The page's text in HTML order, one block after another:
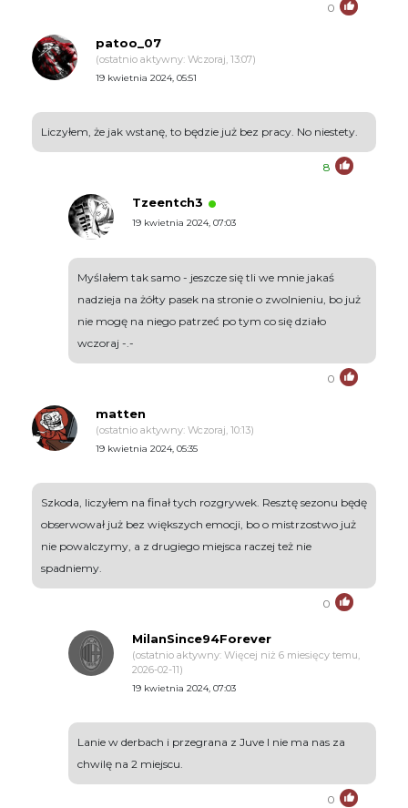
0
patoo_07
(ostatnio aktywny: Wczoraj, 13:07)
19 kwietnia 2024, 05:51
Liczyłem, że jak wstanę, to będzie już bez pracy. No niestety.
8
Tzeentch3
19 kwietnia 2024, 07:03
Myślałem tak samo - jeszcze się tli we mnie jakaś
nadzieja na żółty pasek na stronie o zwolnieniu, bo już
nie mogę na niego patrzeć po tym co się działo
wczoraj -.-
0
matten
(ostatnio aktywny: Wczoraj, 10:13)
19 kwietnia 2024, 05:35
Szkoda, liczyłem na finał tych rozgrywek. Resztę sezonu będę
obserwował już bez większych emocji, bo o mistrzostwo już
nie powalczymy, a z drugiego miejsca raczej też nie
spadniemy.
0
MilanSince94Forever
(ostatnio aktywny: Więcej niż 6 miesięcy temu,
2026-02-11)
19 kwietnia 2024, 07:03
Lanie w derbach i przegrana z Juve I nie ma nas za
chwilę na 2 miejscu.
0